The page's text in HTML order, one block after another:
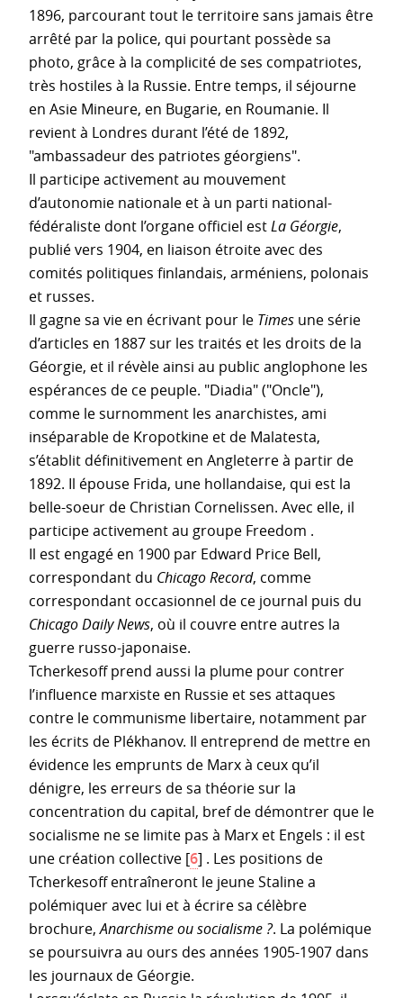
1896, parcourant tout le territoire sans jamais être
arrêté par la police, qui pourtant possède sa
photo, grâce à la complicité de ses compatriotes,
très hostiles à la Russie. Entre temps, il séjourne
en Asie Mineure, en Bugarie, en Roumanie. Il
revient à Londres durant l’été de 1892,
"ambassadeur des patriotes géorgiens".
Il participe activement au mouvement
d’autonomie nationale et à un parti national-
fédéraliste dont l’organe officiel estLa Géorgie,
publié vers 1904, en liaison étroite avec des
comités politiques finlandais, arméniens, polonais
et russes.
Il gagne sa vie en écrivant pour le Times une série
d’articles en 1887 sur les traités et les droits de la
Géorgie, et il révèle ainsi au public anglophone les
espérances de ce peuple. "Diadia" ("Oncle"),
comme le surnomment les anarchistes, ami
inséparable de Kropotkine et de Malatesta,
s’établit définitivement en Angleterre à partir de
1892. Il épouse Frida, une hollandaise, qui est la
belle-soeur de Christian Cornelissen. Avec elle, il
participe activement au groupe Freedom .
Il est engagé en 1900 par Edward Price Bell,
correspondant du Chicago Record, comme
correspondant occasionnel de ce journal puis du
Chicago Daily News, où il couvre entre autres la
guerre russo-japonaise.
Tcherkesoff prend aussi la plume pour contrer
l’influence marxiste en Russie et ses attaques
contre le communisme libertaire, notamment par
les écrits de Plékhanov. Il entreprend de mettre en
évidence les emprunts de Marx à ceux qu’il
dénigre, les erreurs de sa théorie sur la
concentration du capital, bref de démontrer que le
socialisme ne se limite pas à Marx et Engels : il est
une création collective [6] . Les positions de
Tcherkesoff entraîneront le jeune Staline a
polémiquer avec lui et à écrire sa célèbre
brochure,Anarchisme ou socialisme ?. La polémique
se poursuivra au ours des années 1905-1907 dans
les journaux de Géorgie.